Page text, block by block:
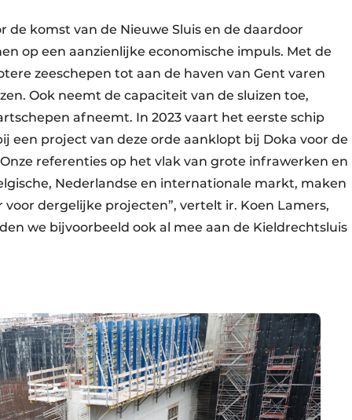
komst van de Nieuwe Sluis en de daardoor
op een aanzienlijke economische impuls. Met de
zeeschepen tot aan de haven van Gent varen
Ook neemt de capaciteit van de sluizen toe,
afneemt. In 2023 vaart het eerste schip
een project van deze orde aanklopt bij Doka voor de
referenties op het vlak van grote infrawerken en
Nederlandse en internationale markt, maken
dergelijke projecten”, vertelt ir. Koen Lamers,
we bijvoorbeeld ook al mee aan de Kieldrechtsluis